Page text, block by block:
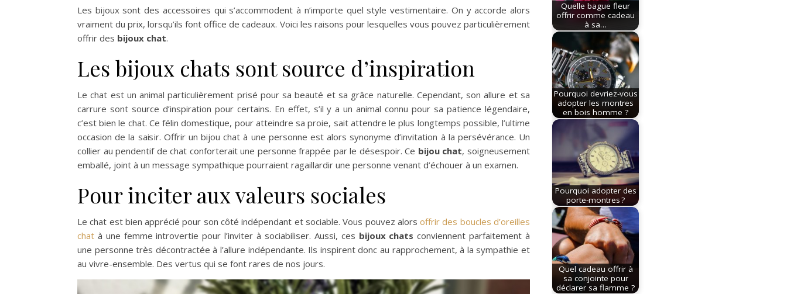
Les bijoux sont des accessoires qui s’accommodent à n’importe quel style vestimentaire. On y accorde alors
vraiment du prix, lorsqu’ils font office de cadeaux. Voici les raisons pour lesquelles vous pouvez particulièrement
offrir des bijoux chat.
Les bijoux chats sont source d’inspiration
Le chat est un animal particulièrement prisé pour sa beauté et sa grâce naturelle. Cependant, son allure et sa
carrure sont source d’inspiration pour certains. En effet, s’il y a un animal connu pour sa patience légendaire,
c’est bien le chat. Ce félin domestique, pour atteindre sa proie, sait attendre le plus longtemps possible, l’ultime
occasion de la saisir. Offrir un bijou chat à une personne est alors synonyme d’invitation à la persévérance. Un
collier au pendentif de chat conforterait une personne frappée par le désespoir. Ce bijou chat, soigneusement
emballé, joint à un message sympathique pourraient ragaillardir une personne venant d’échouer à un examen.
Pour inciter aux valeurs sociales
Le chat est bien apprécié pour son côté indépendant et sociable. Vous pouvez alorsoffrir des boucles d’oreilles
chat à une femme introvertie pour l’inviter à sociabiliser. Aussi, ces bijoux chats conviennent parfaitement à
une personne très décontractée à l’allure indépendante. Ils inspirent donc au rapprochement, à la sympathie et
au vivre-ensemble. Des vertus qui se font rares de nos jours.
Quelle bague fleur
offrir comme cadeau
à sa…
Pourquoi devriez-vous
adopter les montres
en bois homme ?
Pourquoi adopter des
porte-montres ?
Quel cadeau offrir à
sa conjointe pour
déclarer sa flamme ?